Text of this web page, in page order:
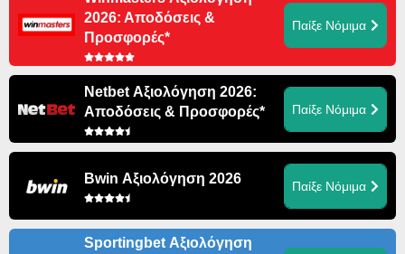
2026: Αποδόσεις &
Προσφορές*
Παίξε Νόμιμα
Netbet Αξιολόγηση 2026:
Αποδόσεις & Προσφορές*
Παίξε Νόμιμα
Bwin Αξιολόγηση 2026 Παίξε Νόμιμα
Sportingbet Αξιολόγηση